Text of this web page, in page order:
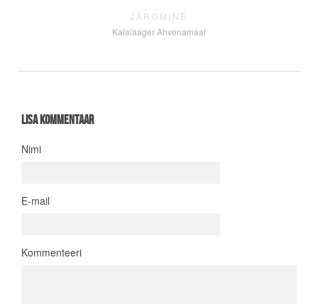
JÄRGMINE
Kalalaager Ahvenamaal
Lisa kommentaar
Nimi
E-mail
Kommenteeri